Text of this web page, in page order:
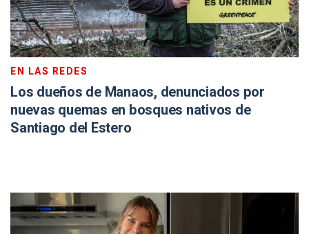
EN LAS REDES
Los dueños de Manaos, denunciados por
nuevas quemas en bosques nativos de
Santiago del Estero